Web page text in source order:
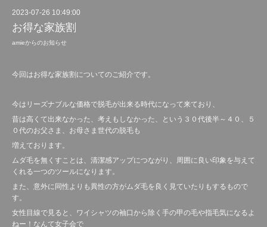
2023-07-26 10:49:00
お得な家族割
amieからのお知らせ
今回はお得な家族割についてのご紹介です。
今はリーズナブルな価格で脱毛が出来る時代になって来ており、
昔は高くて出来なかった、考えもしなかった、という３０代後半～４０、５
０代のお父さま、お母さま世代の脱毛も
増えております。
ムダ毛を無くすことは、清潔感アップにつながり、周囲に良い印象を与えて
くれる一つのツールになります。
また、意外に同性よりも異性の方がムダ毛を良く見ていたりもするもので
す。
女性目線で見ると、ワイシャツの袖口から除く手の甲の毛や指毛気になるよ
ねー！なんて女子会で